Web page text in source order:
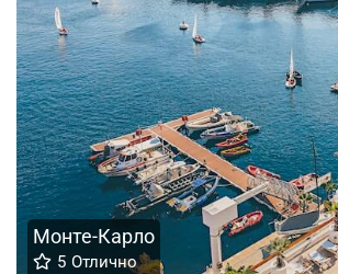
Монте-Карло
5 Отлично